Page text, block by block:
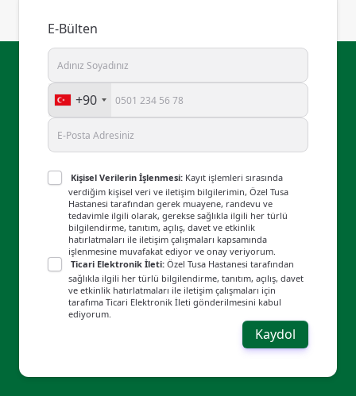
E-Bülten
+90
Kişisel Verilerin İşlenmesi: Kayıt işlemleri sırasında
verdiğim kişisel veri ve iletişim bilgilerimin, Özel Tusa
Hastanesi tarafından gerek muayene, randevu ve
tedavimle ilgili olarak, gerekse sağlıkla ilgili her türlü
bilgilendirme, tanıtım, açılış, davet ve etkinlik
hatırlatmaları ile iletişim çalışmaları kapsamında
işlenmesine muvafakat ediyor ve onay veriyorum.
Ticari Elektronik İleti: Özel Tusa Hastanesi tarafından
sağlıkla ilgili her türlü bilgilendirme, tanıtım, açılış, davet
ve etkinlik hatırlatmaları ile iletişim çalışmaları için
tarafıma Ticari Elektronik İleti gönderilmesini kabul
ediyorum.
Kaydol